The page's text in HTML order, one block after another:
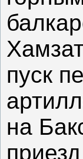
пуск
на